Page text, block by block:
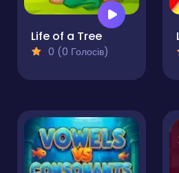
Life of a Tree
0 (0 Голосів)